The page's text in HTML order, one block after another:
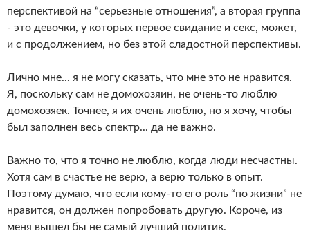
перспективой на “серьезные отношения”, а вторая группа
- это девочки, у которых первое свидание и секс, может,
и с продолжением, но без этой сладостной перспективы.
Лично мне... я не могу сказать, что мне это не нравится.
Я, поскольку сам не домохозяин, не очень-то люблю
домохозяек. Точнее, я их очень люблю, но я хочу, чтобы
был заполнен весь спектр... да не важно.
Важно то, что я точно не люблю, когда люди несчастны.
Хотя сам в счастье не верю, а верю только в опыт.
Поэтому думаю, что если кому-то его роль “по жизни” не
нравится, он должен попробовать другую. Короче, из
меня вышел бы не самый лучший политик.